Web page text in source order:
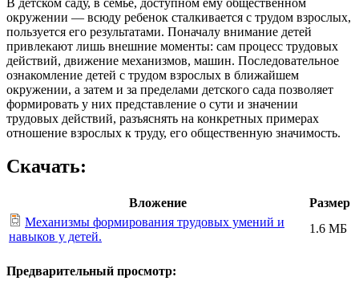
окружении — всюду ребенок сталкивается с трудом взрослых,
пользуется его результатами. Поначалу внимание детей
привлекают лишь внешние моменты: сам процесс трудовых
действий, движение механизмов, машин. Последовательное
ознакомление детей с трудом взрослых в ближайшем
окружении, а затем и за пределами детского сада позволяет
формировать у них представление о сути и значении
трудовых действий, разъяснять на конкретных примерах
отношение взрослых к труду, его общественную значимость.
Скачать:
Вложение
Размер
Механизмы формирования трудовых умений и
навыков у детей.
1.6 МБ
Предварительный просмотр: